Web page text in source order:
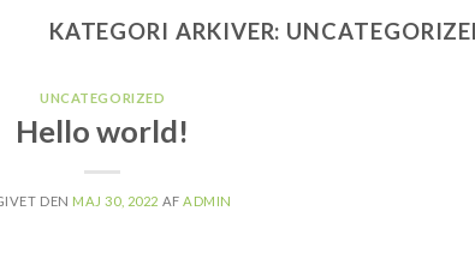
KATEGORI ARKIVER:
UNCATEGORIZED
Hello world!
DEN MAJ 30, 2022 AFADMIN